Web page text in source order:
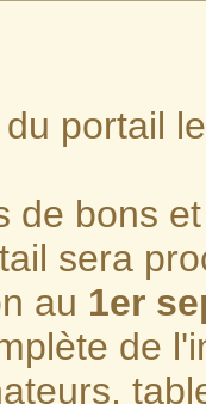
portail
de bons
sera
au 1er
de